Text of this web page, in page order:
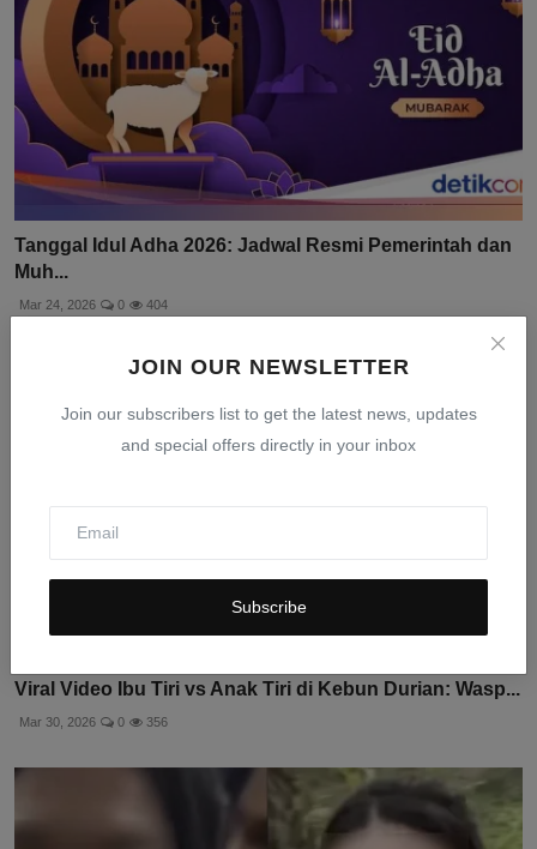
JOIN OUR NEWSLETTER
Join our subscribers list to get the latest news, updates
and special offers directly in your inbox
Subscribe
Tanggal Idul Adha 2026: Jadwal Resmi Pemerintah dan
Muh...
Mar 24, 2026 0 404
Viral Video Ibu Tiri vs Anak Tiri di Kebun Durian: Wasp...
Mar 30, 2026 0 356